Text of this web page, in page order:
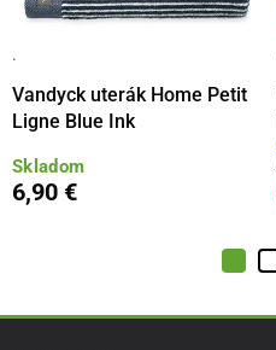
·
Vandyck uterák Home Petit
Ligne Blue Ink
Skladom
6,90 €